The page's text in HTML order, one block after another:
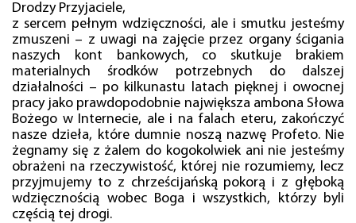
Drodzy Przyjaciele,
z sercem pełnym wdzięczności, ale i smutku jesteśmy
zmuszeni – z uwagi na zajęcie przez organy ścigania
naszych kont bankowych, co skutkuje brakiem
materialnych środków potrzebnych do dalszej
działalności – po kilkunastu latach pięknej i owocnej
pracy jako prawdopodobnie największa ambona Słowa
Bożego w Internecie, ale i na falach eteru, zakończyć
nasze dzieła, które dumnie noszą nazwę Profeto. Nie
żegnamy się z żalem do kogokolwiek ani nie jesteśmy
obrażeni na rzeczywistość, której nie rozumiemy, lecz
przyjmujemy to z chrześcijańską pokorą i z głęboką
wdzięcznością wobec Boga i wszystkich, którzy byli
częścią tej drogi.